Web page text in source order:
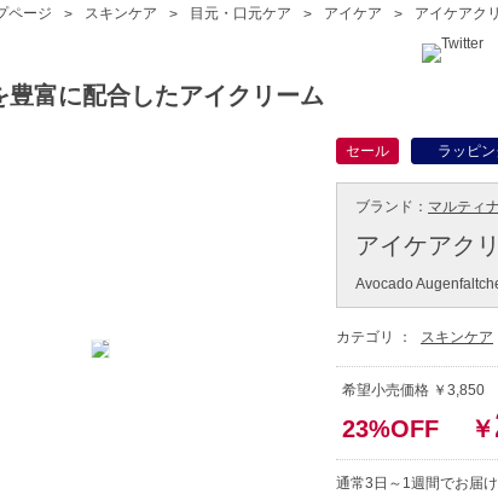
ページ
スキンケア 目元・口元ケア アイケア アイケアク
豊富に配合したアイクリーム
セール ラッピ
ブランド： マルティ
アイケアク
Avocado
カテゴリ ： スキンケア
希望小売価格 ￥3,850
23%OFF ￥
通常3日～1週間でお届け